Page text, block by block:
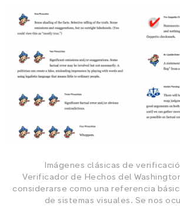
Imágenes clásicas de
Verificador de Hechos del
considerarse como una referencia
de sistemas visuales. Se nos